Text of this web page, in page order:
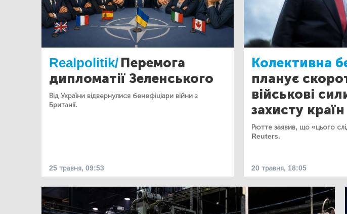
Realpolitik/Перемога
дипломатії Зеленського
Від України відвернулися бенефіціари війни з
Британії.
25 травня, 09:53
Колективна
планує
військові
захисту
Рютте заявив, що «цього
Reuters.
20 травня, 18:05